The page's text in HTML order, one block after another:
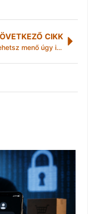
CIKK
„Lehetsz menő úgy is, hogy tanulsz!”